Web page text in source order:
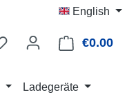
English
€0.00
Ladegeräte